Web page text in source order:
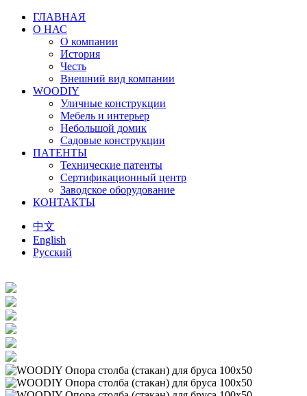
ГЛАВНАЯ
О НАС
О компании
История
Честь
Внешний вид компании
WOODIY
Уличные конструкции
Мебель и интерьер
Небольшой домик
Садовые конструкции
ПАТЕНТЫ
Технические патенты
Сертификационный центр
Заводское оборудование
КОНТАКТЫ
中文
English
Русский